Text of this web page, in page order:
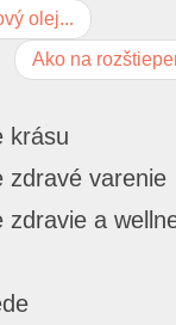
olej...
Ako na
krásu
zdravé varenie
zdravie a